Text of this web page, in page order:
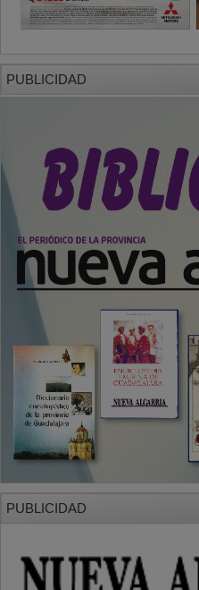
PUBLICIDAD
PUBLICIDAD